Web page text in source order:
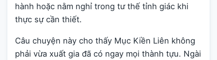
hành hoặc nằm nghỉ trong tư thế tỉnh giác khi
thực sự cần thiết.
Câu chuyện này cho thấy Mục Kiền Liên không
phải vừa xuất gia đã có ngay mọi thành tựu. Ngài